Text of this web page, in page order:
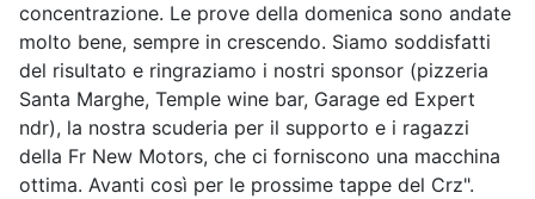
concentrazione. Le prove della domenica sono andate
molto bene, sempre in crescendo. Siamo soddisfatti
del risultato e ringraziamo i nostri sponsor (pizzeria
Santa Marghe, Temple wine bar, Garage ed Expert
ndr), la nostra scuderia per il supporto e i ragazzi
della Fr New Motors, che ci forniscono una macchina
ottima. Avanti così per le prossime tappe del Crz".